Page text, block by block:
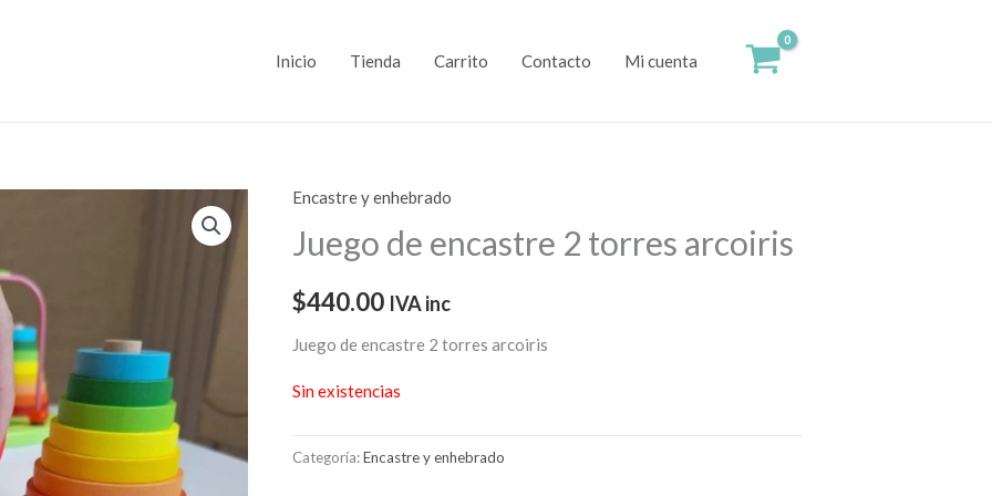
Inicio Tienda Carrito Contacto Mi cuenta
Encastre y enhebrado
Juego de encastre 2 torres arcoiris
$440.00 IVA inc
Juego de encastre 2 torres arcoiris
Sin existencias
Categoría:Encastre y enhebrado